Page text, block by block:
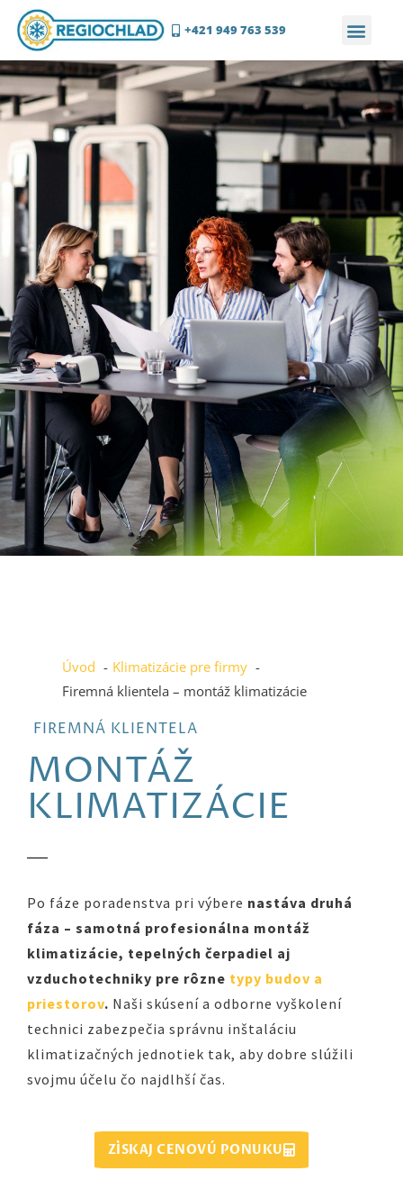
+421 949 763 539
klimatizácie
Profesionálna montáž
klimatizácie, tepelných
čerpadiel aj
vzduchotechniky pre
priestorov
Úvod
Klimatizácie pre firmy
Firemná klientela – montáž klimatizácie
FIREMNÁ KLIENTELA
MONTÁŽ
KLIMATIZÁCIE
Po fáze poradenstva pri výbere nastáva druhá
fáza – samotná profesionálna montáž
klimatizácie, tepelných čerpadiel aj
vzduchotechniky pre rôzne typy budov a
priestorov. Naši skúsení a odborne vyškolení
technici zabezpečia správnu inštaláciu
klimatizačných jednotiek tak, aby dobre slúžili
svojmu účelu čo najdlhší čas.
ZÍSKAJ CENOVÚ PONUKU